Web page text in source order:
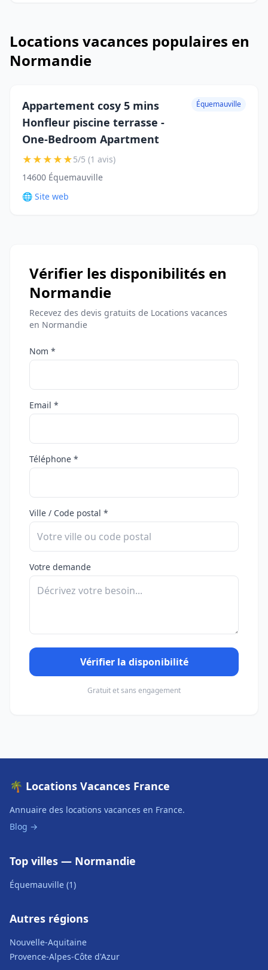
Locations vacances populaires en
Normandie
Appartement cosy 5 mins
Honfleur piscine terrasse -
One-Bedroom Apartment
Équemauville
★★★★★5/5 (1 avis)
14600 Équemauville
🌐 Site web
Vérifier les disponibilités en
Normandie
Recevez des devis gratuits de Locations vacances
en Normandie
Nom *
Email *
Téléphone *
Ville / Code postal *
Votre demande
Vérifier la disponibilité
Gratuit et sans engagement
🌴 Locations Vacances France
Annuaire des locations vacances en France.
Blog →
Top villes — Normandie
Équemauville (1)
Autres régions
Nouvelle-Aquitaine
Provence-Alpes-Côte d'Azur